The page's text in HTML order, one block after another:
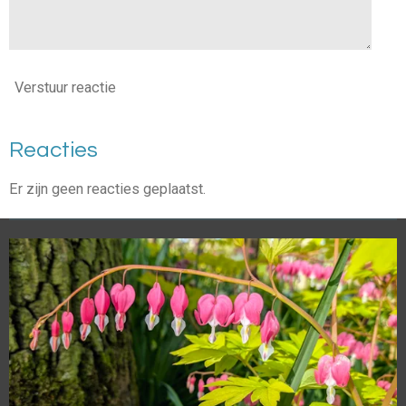
Verstuur reactie
Reacties
Er zijn geen reacties geplaatst.